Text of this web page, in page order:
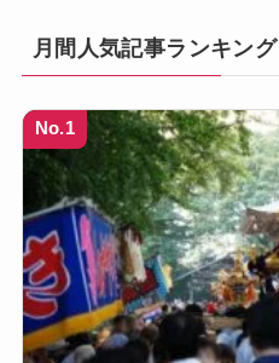
月間人気記事ランキング
No.1